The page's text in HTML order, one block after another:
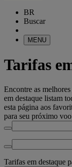
BR
Buscar
MENU
Tarifas
Encontre as
em destaque listam
esta página aos
para seu próximo
Tarifas em destaque